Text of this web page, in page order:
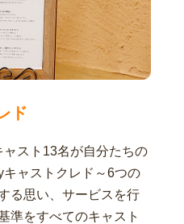
ド
スト13名が自分たちの
ャストクレド～6つの
る思い、サービスを行
準をすべてのキャスト